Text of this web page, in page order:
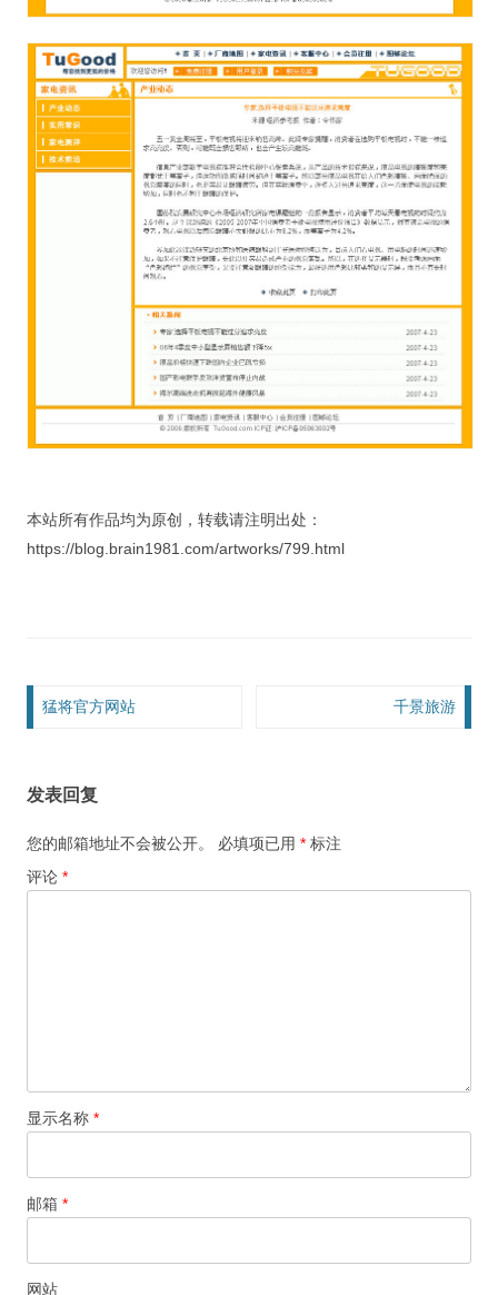
本站所有作品均为原创，转载请注明出处：
https://blog.brain1981.com/artworks/799.html
文章导航
猛将官方网站 千景旅游
发表回复
您的邮箱地址不会被公开。 必填项已用 * 标注
评论 *
显示名称 *
邮箱 *
网站